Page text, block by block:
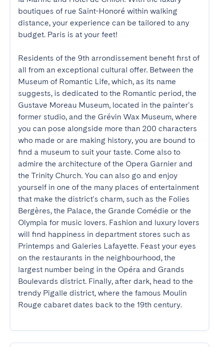
boutiques of rue Saint-Honoré within walking
distance, your experience can be tailored to any
budget. Paris is at your feet!
Residents of the 9th arrondissement benefit first of
all from an exceptional cultural offer. Between the
Museum of Romantic Life, which, as its name
suggests, is dedicated to the Romantic period, the
Gustave Moreau Museum, located in the painter's
former studio, and the Grévin Wax Museum, where
you can pose alongside more than 200 characters
who made or are making history, you are bound to
find a museum to suit your taste. Come also to
admire the architecture of the Opera Garnier and
the Trinity Church. You can also go and enjoy
yourself in one of the many places of entertainment
that make the district's charm, such as the Folies
Bergères, the Palace, the Grande Comédie or the
Olympia for music lovers. Fashion and luxury lovers
will find happiness in department stores such as
Printemps and Galeries Lafayette. Feast your eyes
on the restaurants in the neighbourhood, the
largest number being in the Opéra and Grands
Boulevards district. Finally, after dark, head to the
trendy Pigalle district, where the famous Moulin
Rouge cabaret dates back to the 19th century.